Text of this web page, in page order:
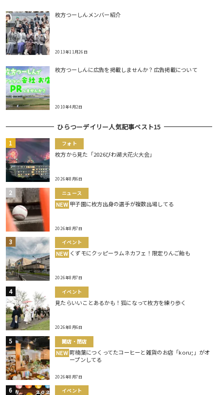
枚方つーしんメンバー紹介
2013年11月26日
枚方つーしんに広告を掲載しませんか？広告掲載について
2010年4月2日
ひらつーデイリー人気記事ベスト15
フォト
枚方から見た「2026びわ湖大花火大会」
2026年8月6日
ニュース
NEW 甲子園に枚方出身の選手が複数出場してる
2026年8月7日
イベント
NEW くずモにクッピーラムネカフェ！限定りんご飴も
2026年8月7日
イベント
見たらいいことあるかも！狐になって枚方を練り歩く
2026年8月6日
開店・閉店
NEW 町楠葉につくってたコーヒーと雑貨のお店「koru;」がオ
ープンしてる
2026年8月7日
イベント